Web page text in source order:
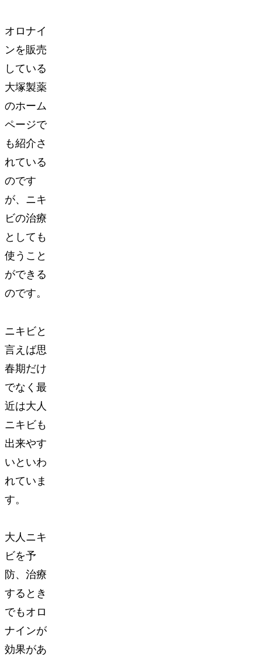
オロナイ
ンを販売
している
大塚製薬
のホーム
ページで
も紹介さ
れている
のです
が、ニキ
ビの治療
としても
使うこと
ができる
のです。
ニキビと
言えば思
春期だけ
でなく最
近は大人
ニキビも
出来やす
いといわ
れていま
す。
大人ニキ
ビを予
防、治療
するとき
でもオロ
ナインが
効果があ